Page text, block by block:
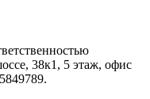
38к1, 5 этаж, офис